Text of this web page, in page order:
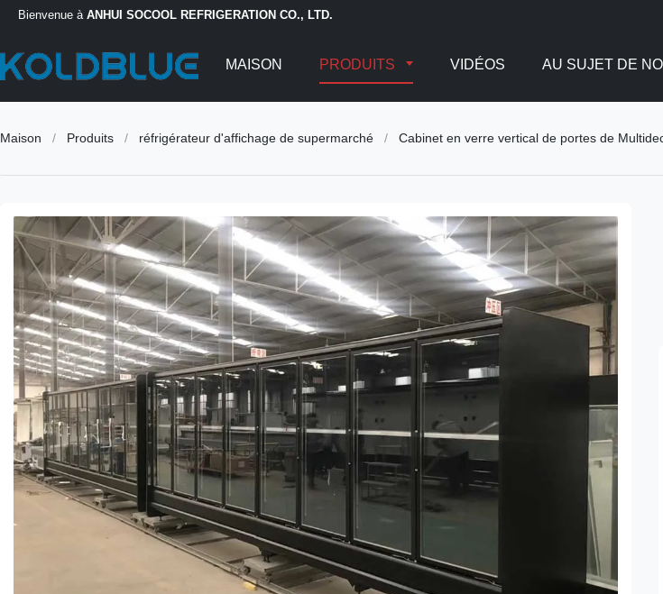
Bienvenue à ANHUI SOCOOL REFRIGERATION CO., LTD.
MAISON PRODUITS VIDÉOS AU SUJET DE
Maison / Produits / réfrigérateur d'affichage de supermarché / Cabinet en verre vertical de portes de